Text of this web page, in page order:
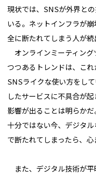
現状では、SNSが外界と
いる。ネットインフラが
全に断たれてしまう人が続
オンラインミーティング
つつあるトレンドは、これ
SNSライクな使い方をし
したサービスに不具合が
影響が出ることは明らか
十分ではない今、デジタ
で断たれてしまったら、心
また、デジタル技術が平